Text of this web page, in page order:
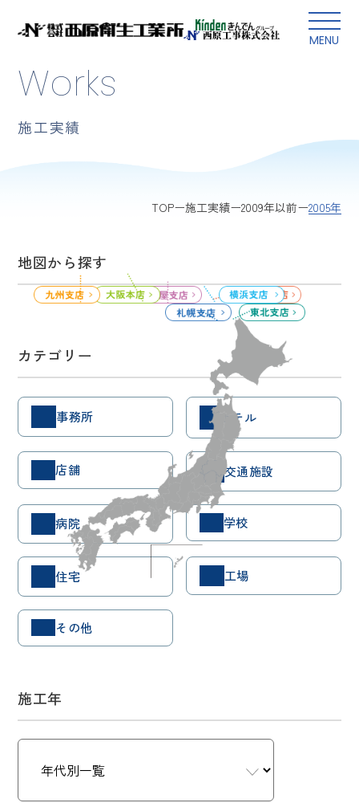
MENU
本文にスキップ
Works
施工実績
TOP 施工実績 2009年以前 2005年
地図から探す
カテゴリー
事務所 ホテル
店舗 交通施設
病院 学校
住宅 工場
その他
施工年